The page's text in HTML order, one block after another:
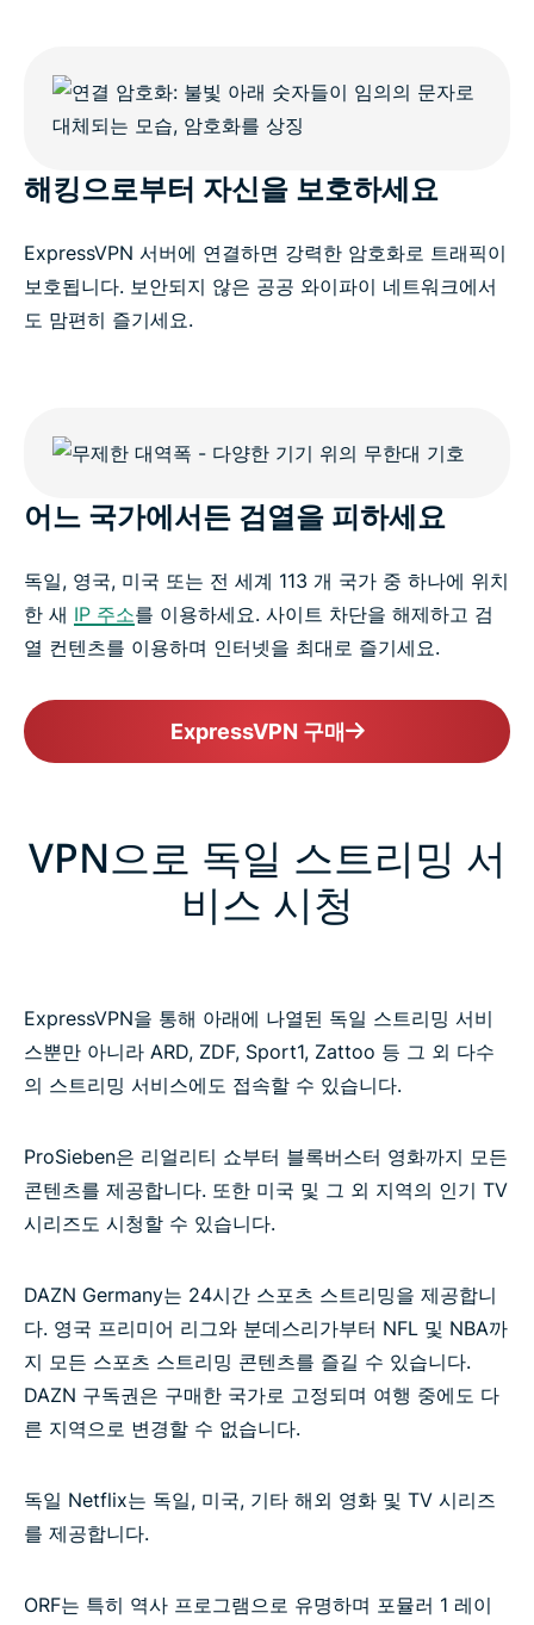
해킹으로부터 자신을 보호하세요
ExpressVPN 서버에 연결하면 강력한 암호화로 트래픽이
보호됩니다. 보안되지 않은 공공 와이파이 네트워크에서
도 맘편히 즐기세요.
어느 국가에서든 검열을 피하세요
독일, 영국, 미국 또는 전 세계 113 개 국가 중 하나에 위치
한 새 IP 주소를 이용하세요. 사이트 차단을 해제하고 검
열 컨텐츠를 이용하며 인터넷을 최대로 즐기세요.
ExpressVPN 구매
VPN으로 독일 스트리밍 서
비스 시청
ExpressVPN을 통해 아래에 나열된 독일 스트리밍 서비
스뿐만 아니라 ARD, ZDF, Sport1, Zattoo 등 그 외 다수
의 스트리밍 서비스에도 접속할 수 있습니다.
ProSieben은 리얼리티 쇼부터 블록버스터 영화까지 모든
콘텐츠를 제공합니다. 또한 미국 및 그 외 지역의 인기 TV
시리즈도 시청할 수 있습니다.
DAZN Germany는 24시간 스포츠 스트리밍을 제공합니
다. 영국 프리미어 리그와 분데스리가부터 NFL 및 NBA까
지 모든 스포츠 스트리밍 콘텐츠를 즐길 수 있습니다.
DAZN 구독권은 구매한 국가로 고정되며 여행 중에도 다
른 지역으로 변경할 수 없습니다.
독일 Netflix는 독일, 미국, 기타 해외 영화 및 TV 시리즈
를 제공합니다.
ORF는 특히 역사 프로그램으로 유명하며 포뮬러 1 레이